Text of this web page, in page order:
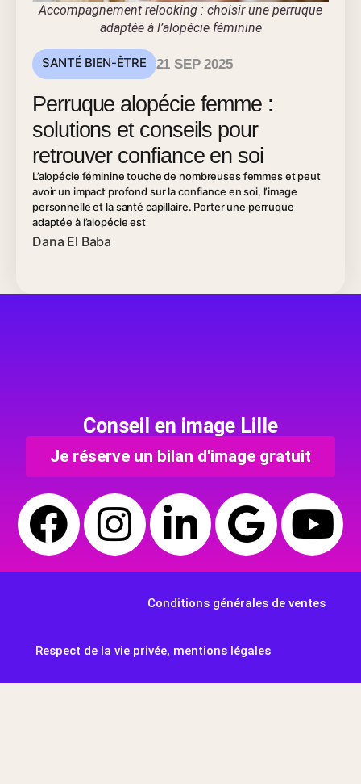
Accompagnement relooking : choisir une perruque
adaptée à l’alopécie féminine
SANTÉ BIEN-ÊTRE 21 SEP 2025
Perruque alopécie femme :
solutions et conseils pour
retrouver confiance en soi
L’alopécie féminine touche de nombreuses femmes et peut
avoir un impact profond sur la confiance en soi, l’image
personnelle et la santé capillaire. Porter une perruque
adaptée à l’alopécie est
Dana El Baba
Conseil en image Lille
Je réserve un bilan d'image gratuit
Conditions générales de ventes
Respect de la vie privée, mentions légales